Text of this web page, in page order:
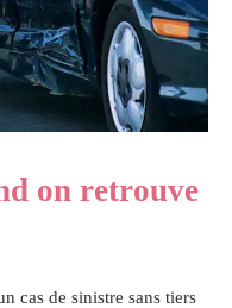
on retrouve
cas de sinistre sans tiers